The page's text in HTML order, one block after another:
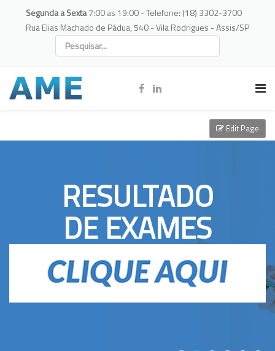
Segunda a Sexta7:00 as 19:00 - Telefone: (18) 3302-3700
Rua Elias Machado de Pádua, 540 - Vila Rodrigues - Assis/SP
RESULTADO
DE EXAMES
Edit Page